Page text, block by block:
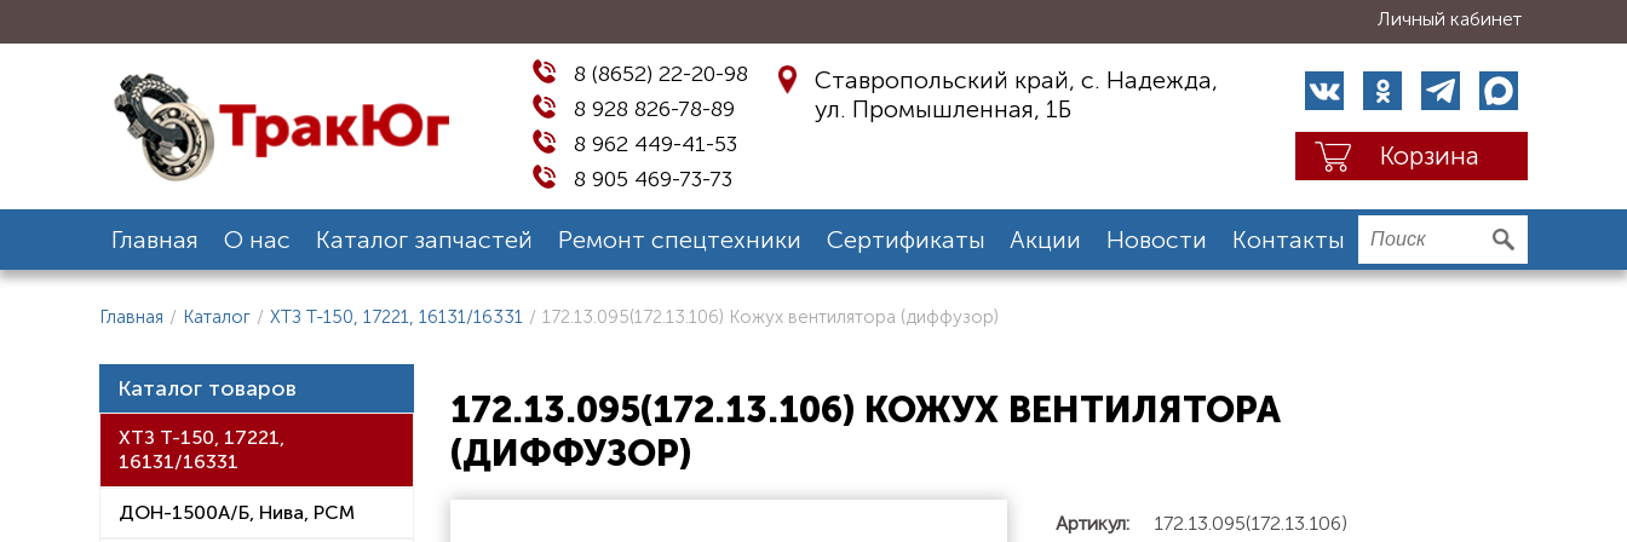
Личный кабинет
8 (8652) 22-20-98
8 928 826-78-89
8 962 449-41-53
8 905 469-73-73
Ставропольский край, с. Надежда,
ул. Промышленная, 1Б
Корзина
Главная О нас Каталог запчастей Ремонт спецтехники Сертификаты Акции Новости Контакты
Главная / Каталог / ХТЗ Т-150, 17221, 16131/16331 / 172.13.095(172.13.106) Кожух вентилятора (диффузор)
Каталог товаров
ХТЗ Т-150, 17221,
16131/16331
ДОН-1500А/Б, Нива, РСМ
172.13.095(172.13.106) КОЖУХ ВЕНТИЛЯТОРА
(ДИФФУЗОР)
Артикул: 172.13.095(172.13.106)